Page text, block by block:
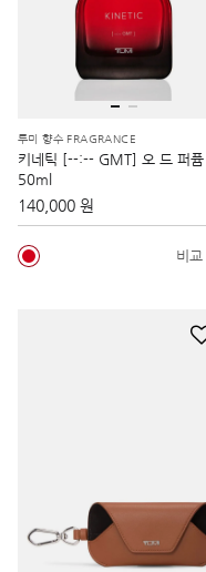
투미 향수 FRAGRANCE
키네틱 [--:-- GMT] 오 드 퍼퓸
50ml
140,000 원
비교